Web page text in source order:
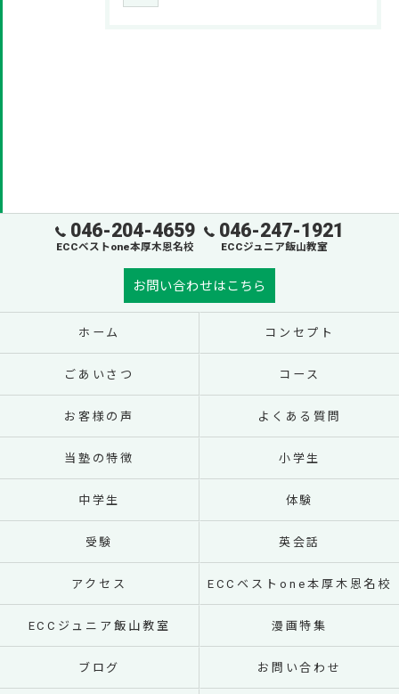
046-204-4659
ECCベストone本厚木恩名校
046-247-1921
ECCジュニア飯山教室
お問い合わせはこちら
ホーム コンセプト
ごあいさつ コース
お客様の声 よくある質問
当塾の特徴 小学生
中学生 体験
受験 英会話
アクセス ECCベストone本厚木恩名校
ECCジュニア飯山教室 漫画特集
ブログ お問い合わせ